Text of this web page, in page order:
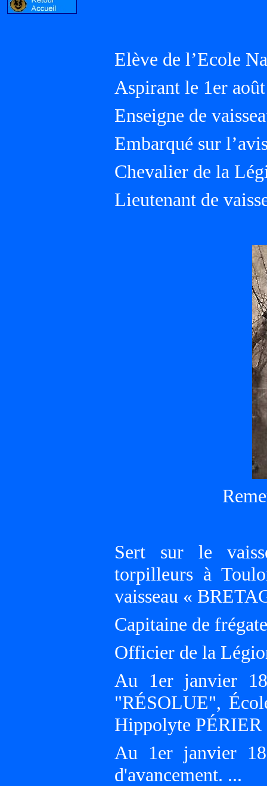
Elève de l’Ecole
Aspirant le 1er
Enseigne de
Embarqué sur
Chevalier de la
Lieutenant de
Sert sur le
torpilleurs à
vaisseau «
Capitaine de
Officier de la
Au 1er janvier
"RÉSOLUE",
Hippolyte
Au 1er janvier
d'avancement. ...